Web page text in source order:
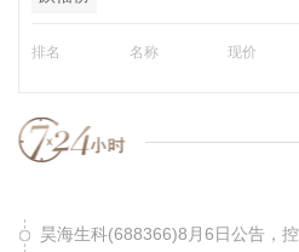
排名 名称 现价
昊海生科(688366)8月6日公告，